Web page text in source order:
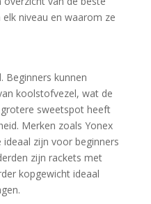
niveau en waarom ze
Beginners kunnen
koolstofvezel, wat de
sweetspot heeft
Merken zoals Yonex
zijn voor beginners
zijn rackets met
kopgewicht ideaal